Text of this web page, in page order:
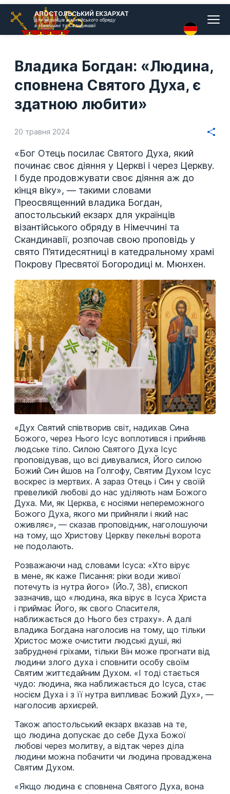
АПОСТОЛЬСЬКИЙ ЕКЗАРХАТ
для українців візантійського обряду
в Німеччині та Скандинавії
меню
Владика Богдан: «Людина,
сповнена Святого Духа, є
здатною любити»
20 травня 2024
«Бог Отець посилає Святого Духа, який
починає своє діяння у Церкві і через Церкву.
І буде продовжувати своє діяння аж до
кінця віку», — такими словами
Преосвященний владика Богдан,
апостольський екзарх для українців
візантійського обряду в Німеччині та
Скандинавії, розпочав свою проповідь у
свято П’ятидесятниці в катедральному храмі
Покрову Пресвятої Богородиці м. Мюнхен.
«Дух Святий співтворив світ, надихав Сина
Божого, через Нього Ісус воплотився і прийняв
людське тіло. Силою Святого Духа Ісус
проповідував, що всі дивувалися, Його силою
Божий Син йшов на Голгофу, Святим Духом Ісус
воскрес із мертвих. А зараз Отець і Син у своїй
превеликій любові до нас уділяють нам Божого
Духа. Ми, як Церква, є носіями непереможного
Божого Духа, якого ми прийняли і який нас
оживляє», — сказав проповідник, наголошуючи
на тому, що Христову Церкву пекельні ворота
не подолають.
Розважаючи над словами Ісуса: «Хто вірує
в мене, як каже Писання: ріки води живої
потечуть із нутра його» (Йо.7, 38), єпископ
зазначив, що «людина, яка вірує в Ісуса Христа
і приймає Його, як свого Спасителя,
наближається до Нього без страху». А далі
владика Богдана наголосив на тому, що тільки
Христос може очистити людські душі, які
забруднені гріхами, тільки Він може прогнати від
людини злого духа і сповнити особу своїм
Святим життєдайним Духом. «І тоді стається
чудо: людина, яка наближається до Ісуса, стає
носієм Духа і з її нутра випливає Божий Дух», —
наголосив архиєрей.
Також апостольський екзарх вказав на те,
що людина допускає до себе Духа Божої
любові через молитву, а відтак через діла
людини можна побачити чи людина проваджена
Святим Духом.
«Якщо людина є сповнена Святого Духа, вона